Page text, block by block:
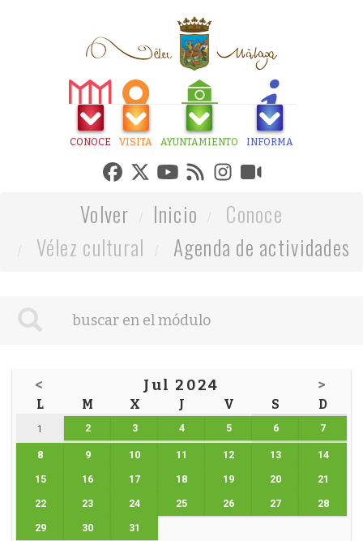
CONOCE VISITA AYUNTAMIENTO INFORMA
Volver Inicio
Conoce
Vélez cultural
Agenda de actividades
< Jul 2024 >
L M X J V S D
1 2 3 4 5 6 7
8 9 10 11 12 13 14
15 16 17 18 19 20 21
22 23 24 25 26 27 28
29 30 31